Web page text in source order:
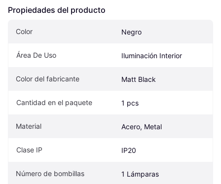
Propiedades del producto
Color Negro
Área De Uso Iluminación Interior
Color del fabricante Matt Black
Cantidad en el paquete 1 pcs
Material Acero, Metal
Clase IP IP20
Número de bombillas 1 Lámparas